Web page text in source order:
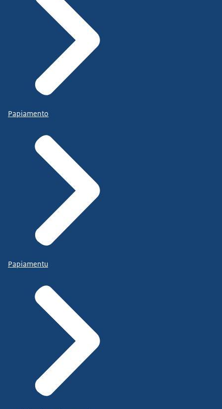
Papiamento
Papiamentu